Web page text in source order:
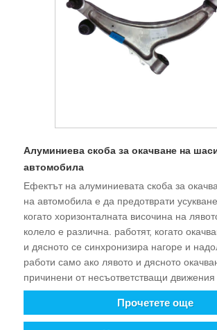
която може да бъде разделена на студено
ролково коване, радиално коване и
3, затворено коване и коване със
като няма летящ ръб, степента на
материалите е висока. Възможно е да
отбележи, че заготовката не може да
ограничена, така че е необходимо да се
се измери матрицата за коване и да се
намали износването на матрицата
Алуминиева скоба за окачване на
автомобила
Ефектът на алуминиевата скоба за
на автомобила е да предотврати
когато хоризонталната височина на
колело е различна. работят, когато
и дясното се синхронизира нагоре и
работи само ако лявото и дясното
причинени от несъответстващи
вълнообразни или преобръщащи завои
настилка. Интелигентната и механизирана
автомобилната индустрия се развива
Прочетете още